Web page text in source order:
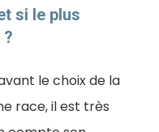
si le plus
le choix de la
race, il est très